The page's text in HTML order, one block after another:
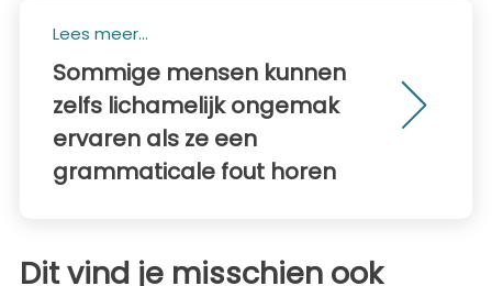
Lees meer...
Sommige mensen kunnen
zelfs lichamelijk ongemak
ervaren als ze een
grammaticale fout horen
Dit vind je misschien ook